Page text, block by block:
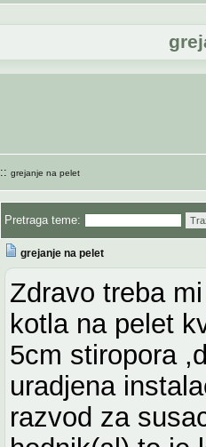
:: grejanje na pelet
Pretraga teme:
grejanje na pelet
Zdravo treba
kotla na pelet
5cm stiropora
uradjena
razvod za